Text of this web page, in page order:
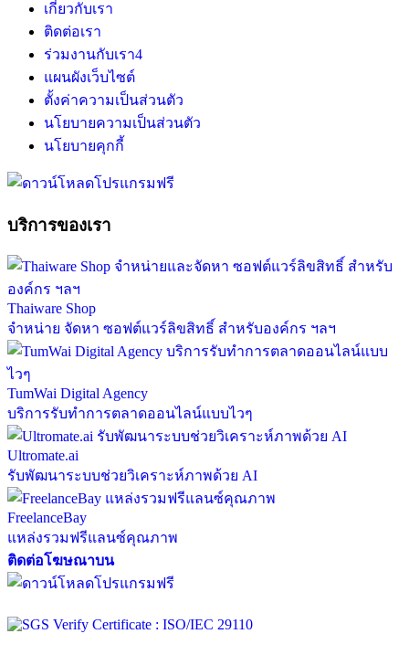
เกี่ยวกับเรา
ติดต่อเรา
ร่วมงานกับเรา4
แผนผังเว็บไซต์
ตั้งค่าความเป็นส่วนตัว
นโยบายความเป็นส่วนตัว
นโยบายคุกกี้
บริการของเรา
Thaiware Shop
จำหน่าย จัดหา ซอฟต์แวร์ลิขสิทธิ์ สำหรับองค์กร ฯลฯ
TumWai Digital Agency
บริการรับทำการตลาดออนไลน์แบบไวๆ
Ultromate.ai
รับพัฒนาระบบช่วยวิเคราะห์ภาพด้วย AI
FreelanceBay
แหล่งรวมฟรีแลนซ์คุณภาพ
ติดต่อโฆษณาบน